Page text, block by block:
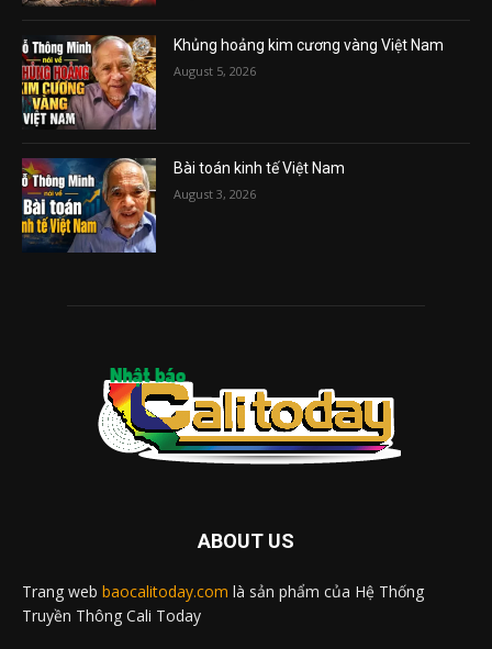
Khủng hoảng kim cương vàng Việt Nam
August 5, 2026
Bài toán kinh tế Việt Nam
August 3, 2026
ABOUT US
Trang web baocalitoday.com là sản phẩm của Hệ Thống
Truyền Thông Cali Today